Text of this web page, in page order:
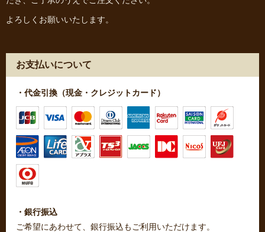
よろしくお願いいたします。
お支払いについて
・代金引換（現金・クレジットカード）
・銀行振込
ご希望にあわせて、銀行振込もご利用いただけます。